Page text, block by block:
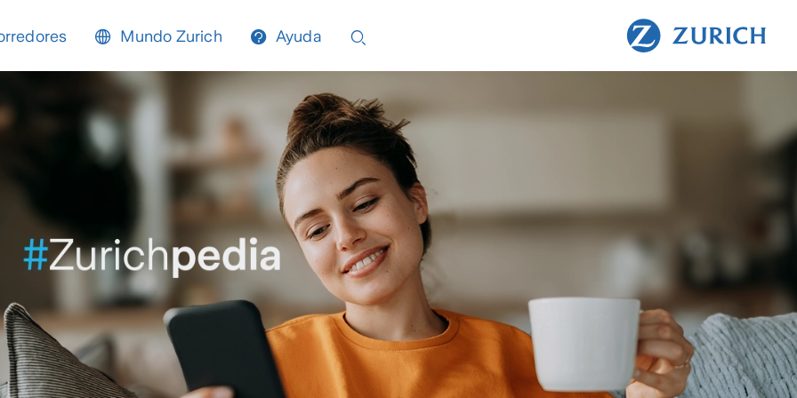
Mundo Zurich Ayuda